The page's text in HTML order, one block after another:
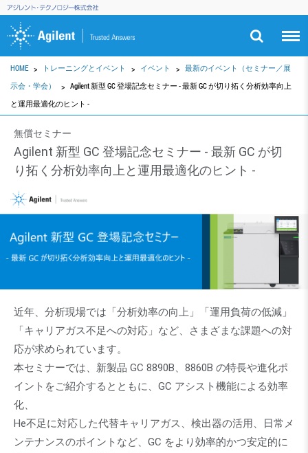
HOME トレーニングとイベント イベント
最新のイベント（セミナー／展
示会・学会）
Agilent 新型 GC 登場記念セミナー - 最新 GC が切り拓く分析効率向上
と運用最適化のヒント -
無償セミナー
Agilent 新型 GC 登場記念セミナー - 最新 GC が切
り拓く分析効率向上と運用最適化のヒント -
近年、分析現場では「分析効率の向上」「運用負荷の低減」
「キャリアガス不足への対応」など、さまざまな課題への対
応が求められています。
本セミナーでは、新製品 GC 8890B、8860B の特長や進化ポ
イントをご紹介するとともに、GC アシスト機能による効率
化、
He不足に対応した代替キャリアガス、検出器の活用、日常メ
ンテナンスのポイントなど、GC をより効率的かつ安定的に